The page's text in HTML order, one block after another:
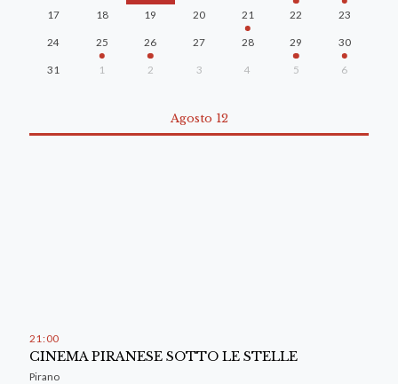
17 18 19 20 21 22 23
24 25 26 27 28 29 30
31 1 2 3 4 5 6
Agosto 12
21 : 00
CINEMA PIRANESE SOTTO LE STELLE
Pirano